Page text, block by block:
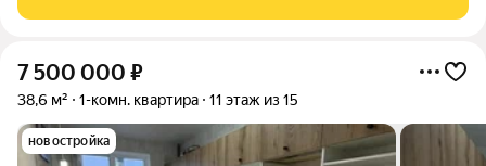
встроенная кухня и бытовая
7 500 000 ₽
38,6 м² 1-комн. квартира 11 этаж из 15
новостройка